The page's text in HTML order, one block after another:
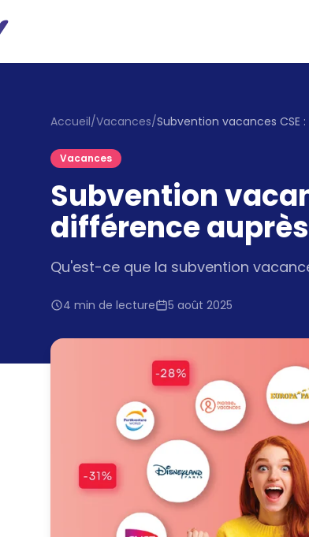
Accueil/Vacances/
Vacances
Subvention
différence
Qu'est-ce que la subvention
4 min de lecture 5 août 2025